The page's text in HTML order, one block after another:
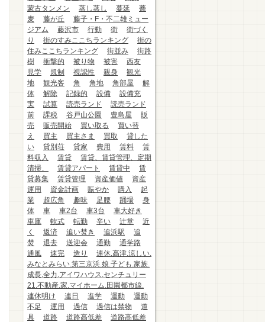
蒙古タンメン
蒸し蒸し 蔓延
蕎
麦
藤が丘
藤子・F・不二雄ミュー
ジアム
藤沢市 行動 街
街づく
り
街のすみここちランキング
街の
住みここちランキング
街並み
街路
樹
衝撃的 被り物 被害
西友
見学
規制 視認性 親身
観光
地
観光客 角 角地 角部屋
解
体
解除 記録的 設備
設備充
実
試算 読売ランド
読売ランド
前
課税 谷戸山公園 豊島屋
販
売
販売開始 買い取る
買い替
え
買主 買主さま 買取
貸した
い
貸別荘 貸家 費用 賃料
賃
料収入
賃貸
賃貸、賃貸管理、定期
清掃、
賃貸アパート 賃貸中
賃
貸募集
賃貸管理 資産価値
資産
運用
資金計画 賑やか 購入
起
業
超広角 趣味 足腰 踊場
身
体
車 車2台 車3台
車大好き
車庫
軟式 転勤 辛い 辻堂
近
く
返済 追い焚き 追浜駅
追
焚
退去 送迎会 通勤
通学路
通風
速完 造り
連休.高津.涼しい.
みなとみらい.第三京浜.娘.子ども.家族.
成長.全力.アイワハウス.センチュリー
21.不動産.家.マイホーム.田園都市線.
連休明け
連日 進学 運動
運動
不足
運用 過信 過信は禁物
道
具
道路 道路高低差
道路高低差